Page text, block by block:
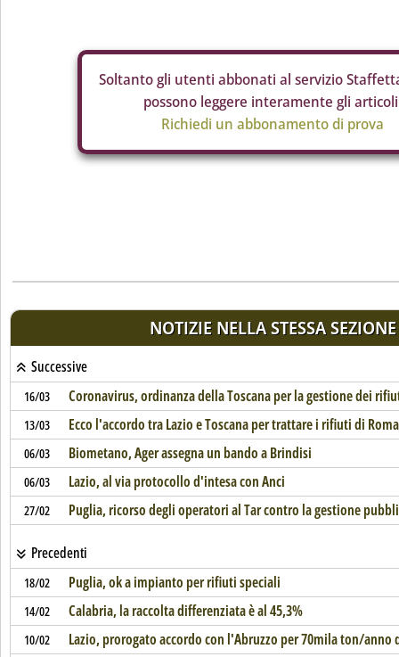
Soltanto gli utenti abbonati al servizio
possono leggere interamente gli
Richiedi un abbonamento di prova
NOTIZIE NELLA STESSA SEZIONE
Successive
16/03 Coronavirus, ordinanza della Toscana per la gestione dei
13/03 Ecco l'accordo tra Lazio e Toscana per trattare i rifiuti di Roma
06/03 Biometano, Ager assegna un bando a Brindisi
06/03 Lazio, al via protocollo d'intesa con Anci
27/02 Puglia, ricorso degli operatori al Tar contro la gestione
Precedenti
18/02 Puglia, ok a impianto per rifiuti speciali
14/02 Calabria, la raccolta differenziata è al 45,3%
10/02 Lazio, prorogato accordo con l'Abruzzo per 70mila ton/